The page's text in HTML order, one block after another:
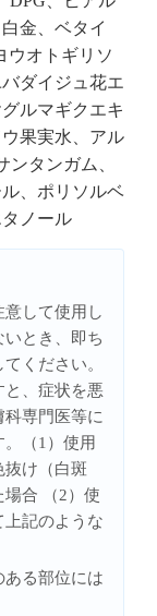
金、ベタイ
ウオトギリソ
ダイジュ花エ
ルマギクエキ
果実水、アル
タンガム、
、ポリソルベ
ノール
して使用し
とき、即ち
ください。
、症状を悪
専門医等に
（1）使用
け（白斑
合 （2）使
上記のような
る部位には